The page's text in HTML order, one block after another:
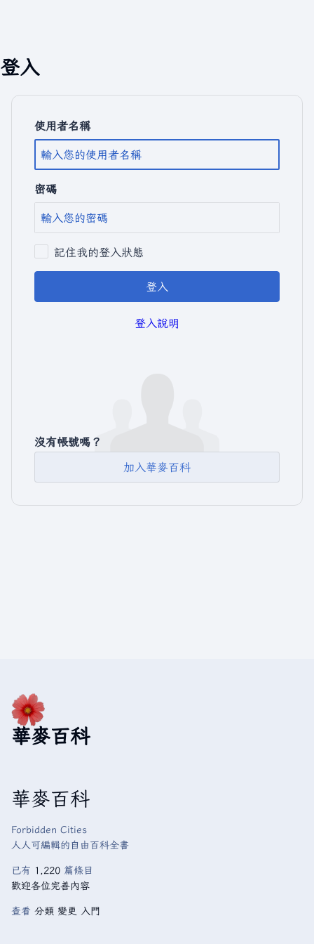
登入
使用者名稱
密碼
記住我的登入狀態
登入
登入說明
沒有帳號嗎？
加入華麥百科
華麥百科
華麥百科
Forbidden Cities
人人可編輯的自由百科全書
已有 1,220 篇條目
歡迎各位完善內容
查看 分類 變更 入門